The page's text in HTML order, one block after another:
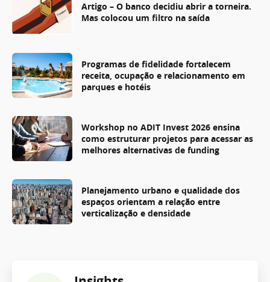
Artigo – O banco decidiu abrir a torneira.
Mas colocou um filtro na saída
Programas de fidelidade fortalecem
receita, ocupação e relacionamento em
parques e hotéis
Workshop no ADIT Invest 2026 ensina
como estruturar projetos para acessar as
melhores alternativas de funding
Planejamento urbano e qualidade dos
espaços orientam a relação entre
verticalização e densidade